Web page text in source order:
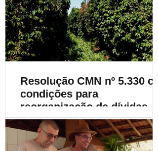
Resolução CMN nº 5.330
condições para
reorganização de dívidas de
cafeicultores